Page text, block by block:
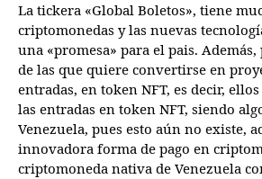
La tickera «Global Boletos», tiene
criptomonedas y las nuevas
una «promesa» para el pais.
de las que quiere convertirse en
entradas, en token NFT, es decir,
las entradas en token NFT, siendo
Venezuela, pues esto aún no existe,
innovadora forma de pago en
criptomoneda nativa de Venezuela